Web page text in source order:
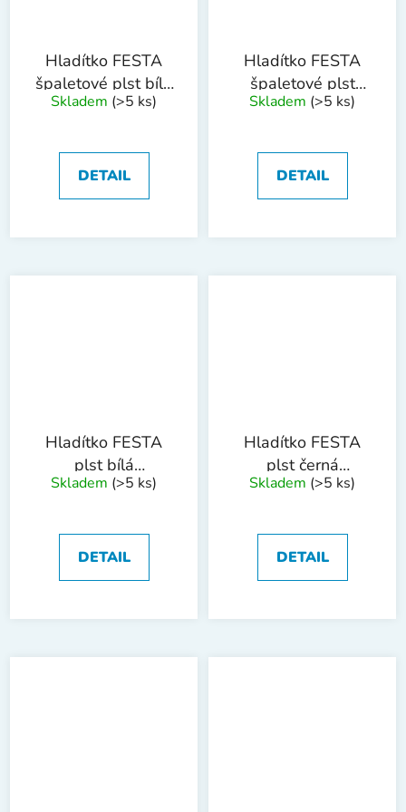
Hladítko FESTA
špaletové plst bílá
220x70x8
Skladem (>5 ks)
DETAIL
Hladítko FESTA
špaletové plst
černá 220x70x10
Skladem (>5 ks)
DETAIL
Hladítko FESTA
plst bílá
220x130x8mm
Skladem (>5 ks)
DETAIL
Hladítko FESTA
plst černá
220x130x10mm
Skladem (>5 ks)
DETAIL